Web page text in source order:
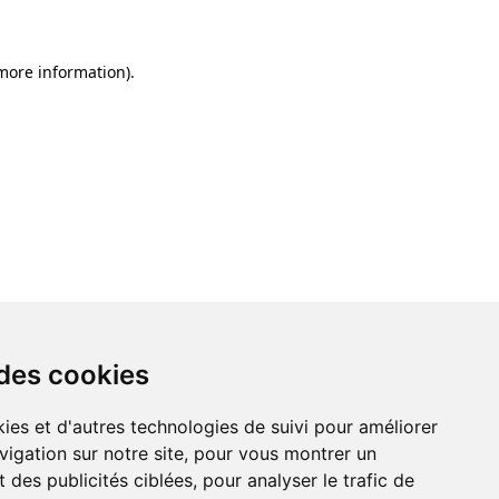
cookies
et d'autres technologies de suivi pour améliorer
sur notre site, pour vous montrer un
des publicités ciblées, pour analyser le trafic de
information).